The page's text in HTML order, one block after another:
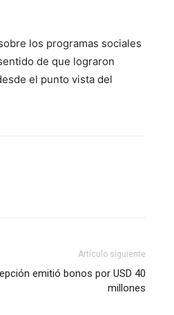
los programas sociales
de que lograron
el punto vista del
Artículo siguiente
emitió bonos por USD 40
millones